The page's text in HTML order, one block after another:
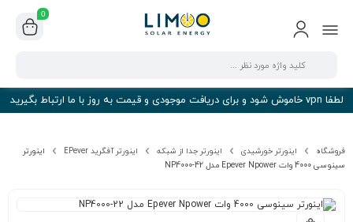
0
لطفا vpn خاموش شود و برای دریافت موجودی و قیمت به روز با ما ارتباط بگیرید
فروشگاه اینورتر خورشیدی اینورتر جدا از شبکه اینورتر آفگرید EPever
اینورتر
سینوسی 4000 وات Epever Npower مدل NP4000-42